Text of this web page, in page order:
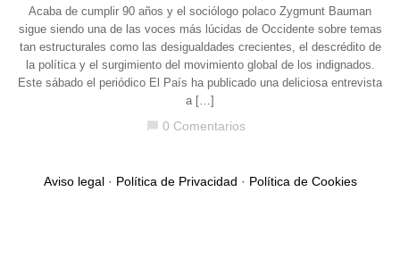
Acaba de cumplir 90 años y el sociólogo polaco Zygmunt Bauman
sigue siendo una de las voces más lúcidas de Occidente sobre temas
tan estructurales como las desigualdades crecientes, el descrédito de
la política y el surgimiento del movimiento global de los indignados.
Este sábado el periódico El País ha publicado una deliciosa entrevista
a […]
0 Comentarios
Aviso legal· Política de Privacidad · Política de Cookies